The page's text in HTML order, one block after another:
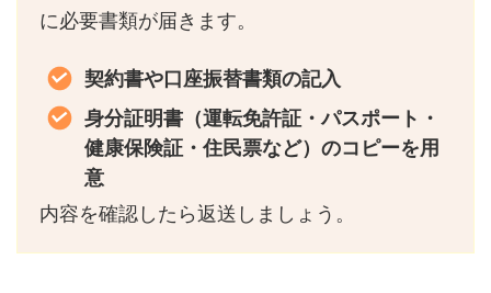
に必要書類が届きます。
契約書や口座振替書類の記入
身分証明書（運転免許証・パスポート・
健康保険証・住民票など）のコピーを用
意
内容を確認したら返送しましょう。